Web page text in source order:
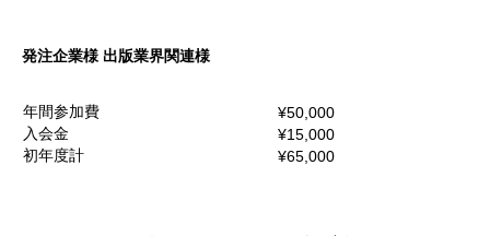
発注企業様 出版業界関連様
年間参加費
¥50,000
入会金
¥15,000
初年度計
¥65,000